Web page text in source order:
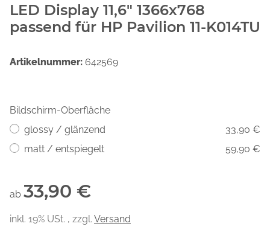
LED Display 11,6" 1366x768
passend für HP Pavilion 11-K014TU
Artikelnummer: 642569
Bildschirm-Oberfläche
glossy / glänzend
33,90 €
matt / entspiegelt
59,90 €
ab 33,90 €
inkl. 19% USt. , zzgl. Versand